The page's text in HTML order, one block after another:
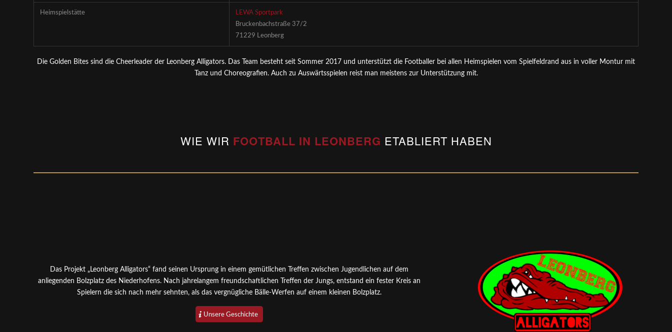
Heimspielstätte
LEWA Sportpark
Bruckenbachstraße 37/2
71229 Leonberg
Die Golden Bites sind die Cheerleader der Leonberg Alligators. Das Team besteht seit Sommer 2017 und unterstützt die Footballer bei allen Heimspielen vom Spielfeldrand aus in voller Montur mit
Tanz und Choreografien. Auch zu Auswärtsspielen reist man meistens zur Unterstützung mit.
WIE WIR FOOTBALL IN LEONBERG ETABLIERT HABEN
Das Projekt „Leonberg Alligators“ fand seinen Ursprung in einem gemütlichen Treffen zwischen Jugendlichen auf dem
anliegenden Bolzplatz des Niederhofens. Nach jahrelangem freundschaftlichen Treffen der Jungs, entstand ein fester Kreis an
Spielern die sich nach mehr sehnten, als das vergnügliche Bälle-Werfen auf einem kleinen Bolzplatz.
Unsere Geschichte